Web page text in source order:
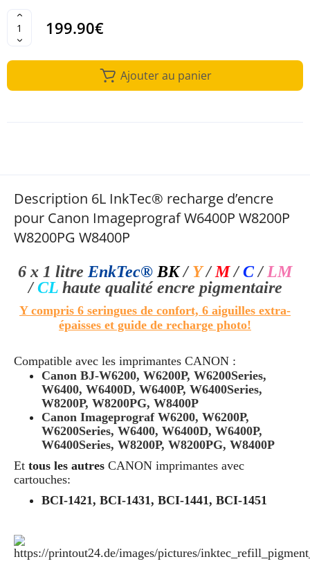
199.90€
Ajouter au panier
Description 6L InkTec® recharge d’encre
pour Canon Imageprograf W6400P W8200P
W8200PG W8400P
6 x 1 litre EnkTec® BK / Y/M/C/ LM
/CL haute qualitéencre pigmentaire
Y compris 6 seringues de confort, 6 aiguilles extra-
épaisses et guide de recharge photo!
Compatible avec les imprimantes CANON :
Canon BJ-W6200, W6200P, W6200Series,
W6400, W6400D, W6400P, W6400Series,
W8200P, W8200PG, W8400P
Canon Imageprograf W6200, W6200P,
W6200Series, W6400, W6400D, W6400P,
W6400Series, W8200P, W8200PG, W8400P
Et tous les autres CANON imprimantes avec
cartouches:
BCI-1421, BCI-1431, BCI-1441, BCI-1451